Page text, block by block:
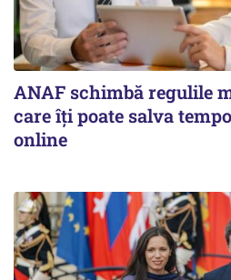
ANAF schimbă regulile
care îți poate salva
online